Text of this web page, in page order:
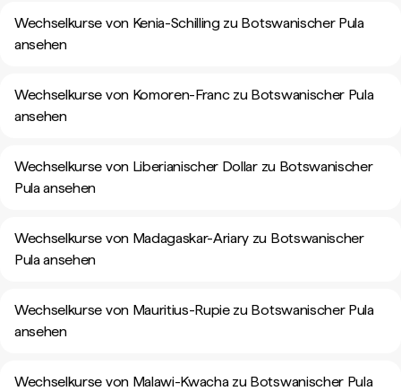
Wechselkurse von Kenia-Schilling zu Botswanischer Pula
ansehen
Wechselkurse von Komoren-Franc zu Botswanischer Pula
ansehen
Wechselkurse von Liberianischer Dollar zu Botswanischer
Pula ansehen
Wechselkurse von Madagaskar-Ariary zu Botswanischer
Pula ansehen
Wechselkurse von Mauritius-Rupie zu Botswanischer Pula
ansehen
Wechselkurse von Malawi-Kwacha zu Botswanischer Pula